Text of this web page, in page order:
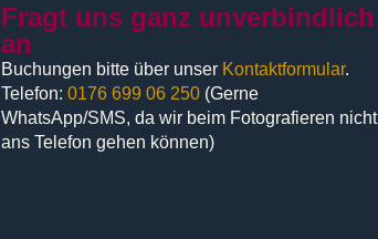
Fragt uns ganz unverbindlich
an
Buchungen bitte über unser Kontaktformular.
Telefon: 0176 699 06 250(Gerne
WhatsApp/SMS, da wir beim Fotografieren nicht
ans Telefon gehen können)